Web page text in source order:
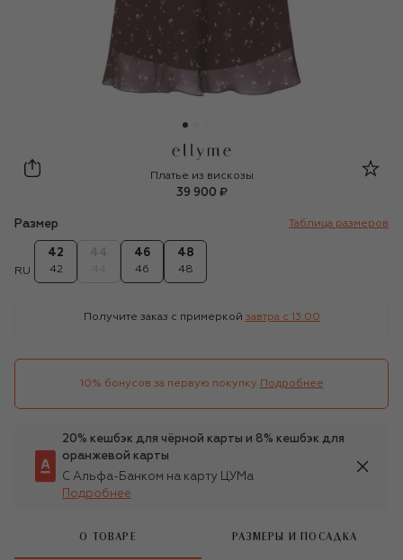
Ellyme
Платье из вискозы
39 900 ₽
Размер Таблица размеров
RU
42
42
46
46
48
48
Получите заказ с примеркой завтра c 13:00
10% бонусов за первую покупку Подробнее
20% кешбэк для чёрной карты и 8% кешбэк для
оранжевой карты
С Альфа-Банком на карту ЦУМа
Подробнее
О ТОВАРЕ РАЗМЕРЫ И ПОСАДКА